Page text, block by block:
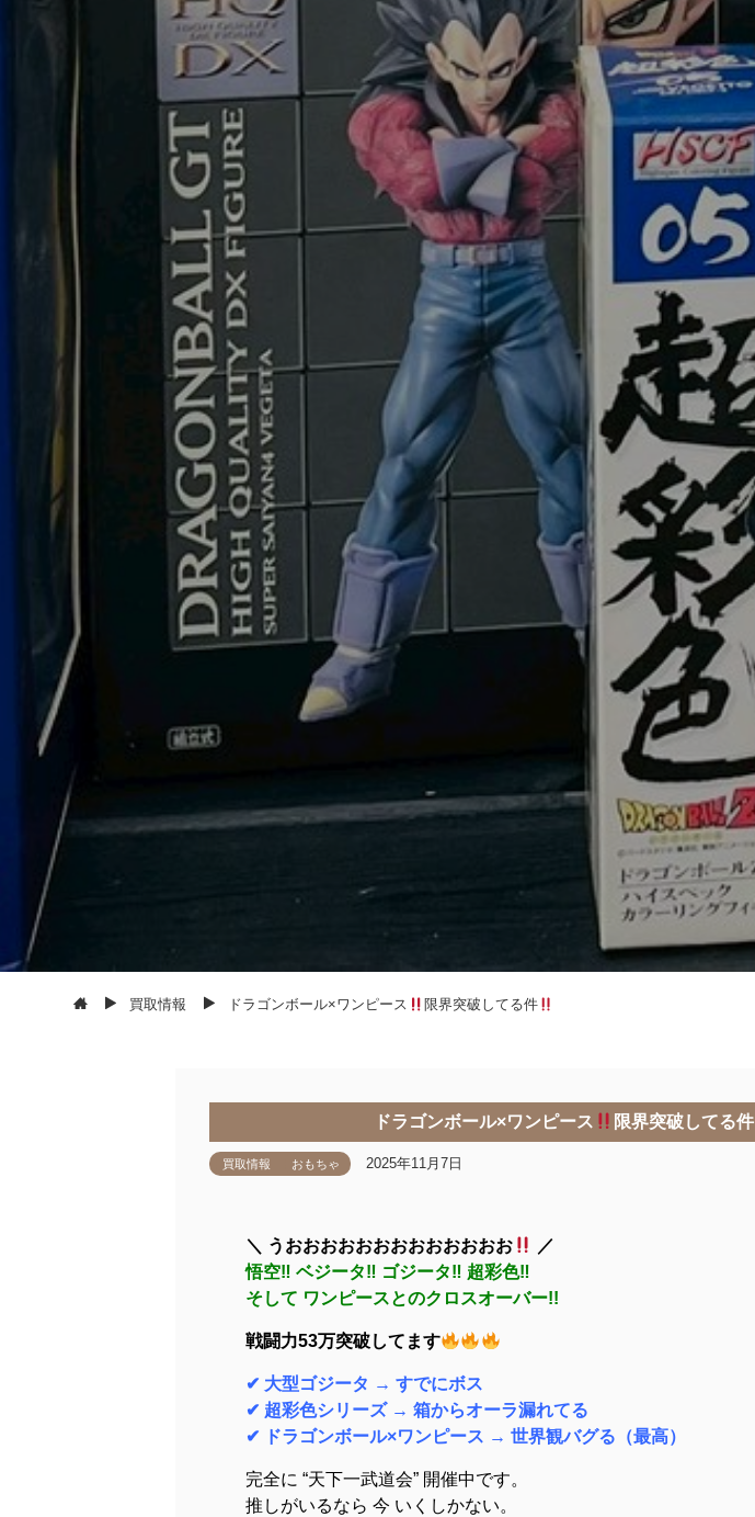
買取情報 ドラゴンボール×ワンピース 限界突破してる件
ドラゴンボール×ワンピース 限界突破してる件
買取情報 おもちゃ 2025年11月7日
＼ うおおおおおおおおおおおおお
／
悟空‼ ベジータ‼ ゴジータ‼ 超彩色‼
そして ワンピースとのクロスオーバー!!
戦闘力53万突破してます
✔ 大型ゴジータ → すでにボス
✔ 超彩色シリーズ → 箱からオーラ漏れてる
✔ ドラゴンボール×ワンピース → 世界観バグる（最高）
完全に “天下一武道会” 開催中です。
推しがいるなら 今 いくしかない。